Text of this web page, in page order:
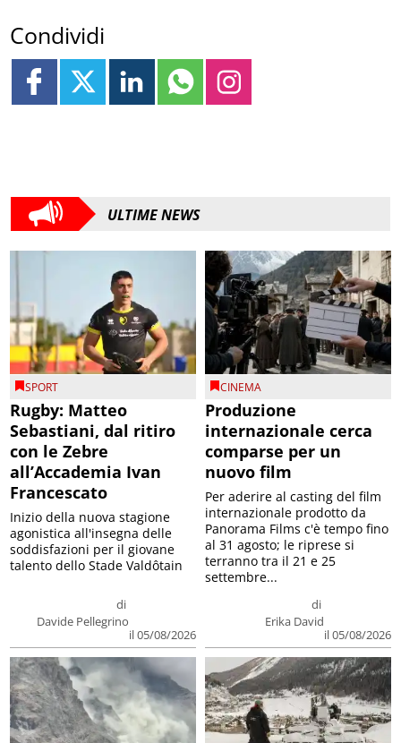
Condividi
ULTIME NEWS
SPORT
Rugby: Matteo
Sebastiani, dal ritiro
con le Zebre
all’Accademia Ivan
Francescato
di
Davide Pellegrino
il 05/08/2026
Inizio della nuova stagione
agonistica all'insegna delle
soddisfazioni per il giovane
talento dello Stade Valdôtain
CINEMA
Produzione
internazionale cerca
comparse per un
nuovo film
di
Erika David
il 05/08/2026
Per aderire al casting del film
internazionale prodotto da
Panorama Films c'è tempo fino
al 31 agosto; le riprese si
terranno tra il 21 e 25
settembre...